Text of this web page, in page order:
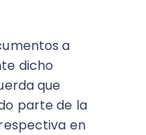
a
dicho
que
parte de la
en